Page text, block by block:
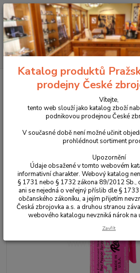
+420 225 375 800
Obranné prostředky Pepřové spreje
Civilian, růžový s klipem 22g
Pepřový sprej Sabre
růžový s klipem 22g
Katalog produktů
prodejny České
Vítejte,
tento web slouží jako katalog zboží
podnikovou prodejnou České
V současné době není možné učinit
prohlédnout sortiment
Upozornění
Údaje obsažené v tomto webovém
informativní charakter. Webový katalog
§ 1731 nebo § 1732 zákona 89/2012 Sb.,
ani se nejedná o veřejný příslib dle §
občanského zákoníku, a jejím přijetím
Česká zbrojovka a.s. a druhou stranou
webového katalogu nevzniká nárok na
Zavřít